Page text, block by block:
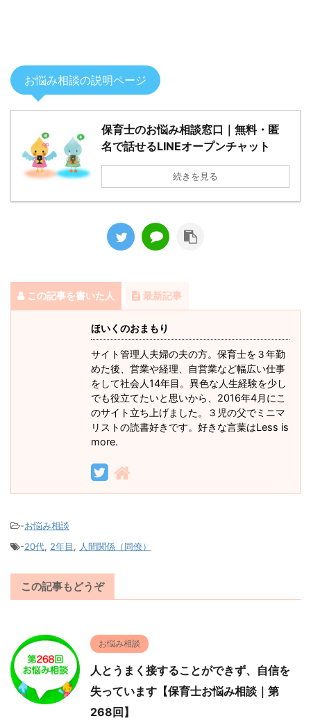
お悩み相談の説明ページ
保育士のお悩み相談窓口｜無料・匿
名で話せるLINEオープンチャット
続きを見る
この記事を書いた人 最新記事
ほいくのおまもり
サイト管理人夫婦の夫の方。保育士を３年勤
めた後、営業や経理、自営業など幅広い仕事
をして社会人14年目。異色な人生経験を少し
でも役立てたいと思いから、2016年4月にこ
のサイト立ち上げました。３児の父でミニマ
リストの読書好きです。好きな言葉はLess is
more.
-お悩み相談
-20代, 2年目, 人間関係（同僚）
この記事もどうぞ
お悩み相談
人とうまく接することができず、自信を
失っています【保育士お悩み相談｜第
268回】